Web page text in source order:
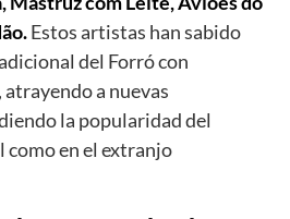
Estos artistas han sabido
del Forró con
a nuevas
la popularidad del
como en el extranjo